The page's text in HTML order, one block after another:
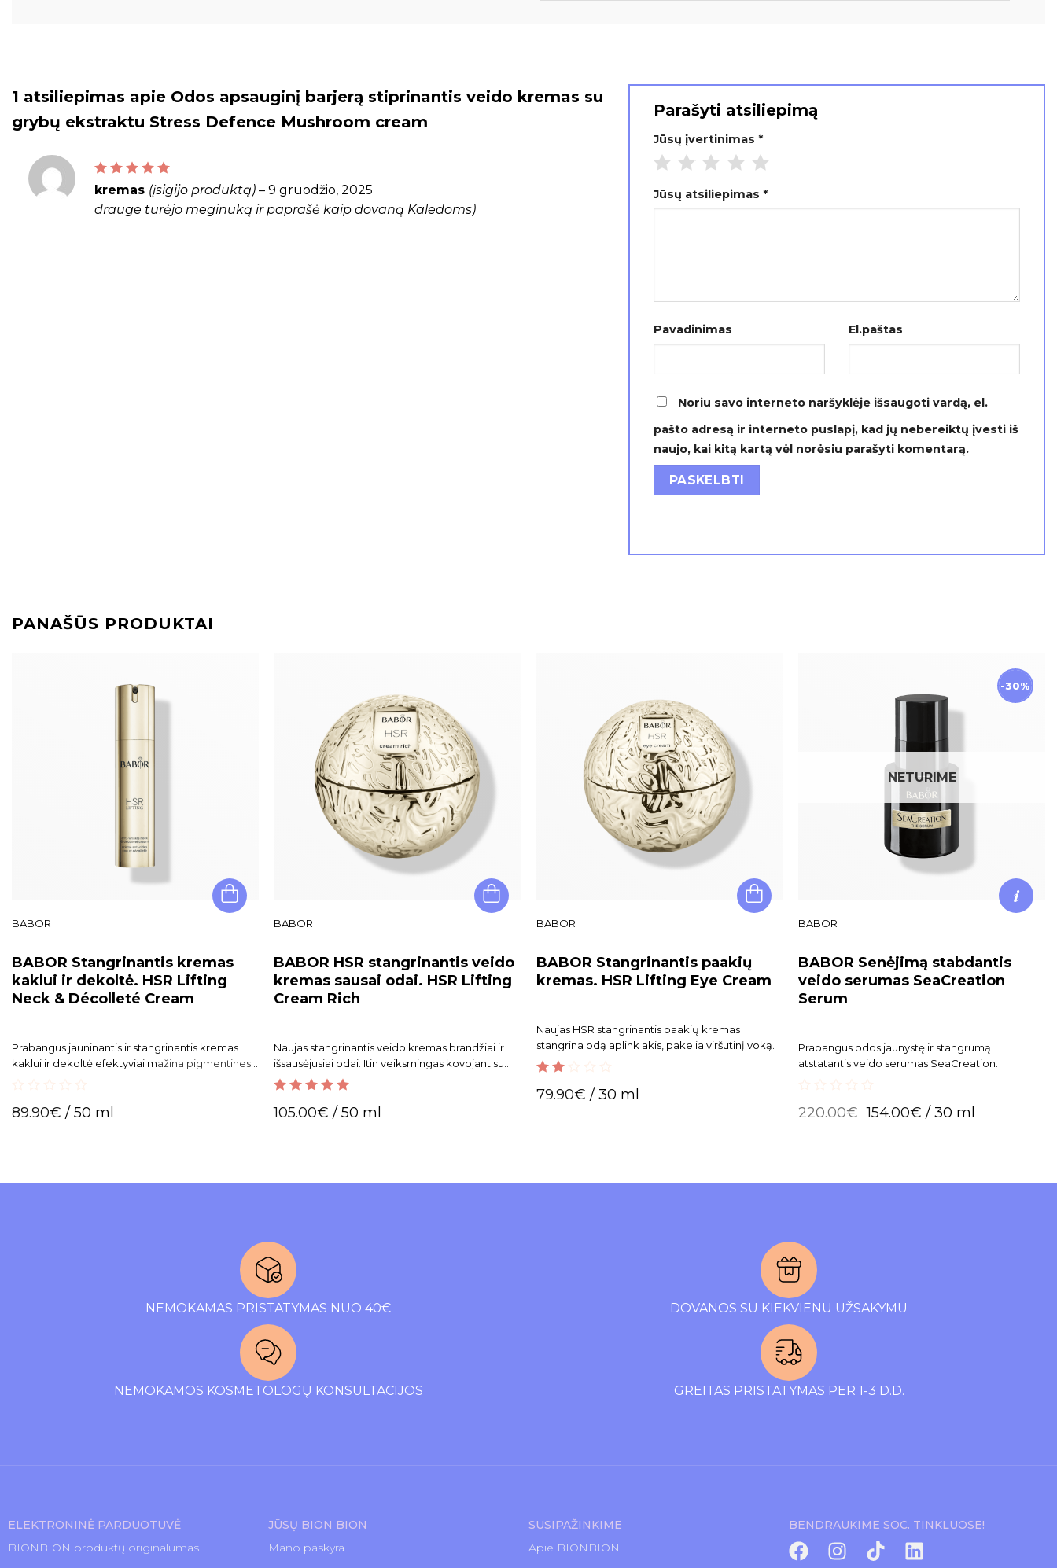
1 atsiliepimas apie Odos apsauginį barjerą stiprinantis veido kremas su
grybų ekstraktu Stress Defence Mushroom cream
Įvertinimas:5iš 5
kremas (įsigijo produktą) – 9 gruodžio, 2025
drauge turėjo meginuką ir paprašė kaip dovaną Kaledoms)
Parašyti atsiliepimą
Jūsų įvertinimas *
Jūsų atsiliepimas *
Pavadinimas El.paštas
Noriu savo interneto naršyklėje išsaugoti vardą, el.
pašto adresą ir interneto puslapį, kad jų nebereiktų įvesti iš
naujo, kai kitą kartą vėl norėsiu parašyti komentarą.
PANAŠŪS PRODUKTAI
BABOR
BABOR Stangrinantis kremas
kaklui ir dekoltė. HSR Lifting
Neck & Décolleté Cream
Prabangus jauninantis ir stangrinantis kremas
kaklui ir dekoltė efektyviai mažina pigmentines
out
89.90€ / 50 ml
BABOR
BABOR HSR stangrinantis veido
kremas sausai odai. HSR Lifting
Cream Rich
Naujas stangrinantis veido kremas brandžiai ir
išsausėjusiai odai. Itin veiksmingas kovojant su
visų tipų raukšlėmis.
out of 5
105.00€ / 50 ml
BABOR
BABOR Stangrinantis paakių
kremas. HSR Lifting Eye Cream
Naujas HSR stangrinantis paakių kremas
stangrina odą aplink akis, pakelia viršutinį voką.
out
79.90€ / 30 ml
-30%
NETURIME
BABOR
BABOR Senėjimą stabdantis
veido serumas SeaCreation
Serum
Prabangus odos jaunystę ir stangrumą
atstatantis veido serumas SeaCreation.
out
220.00€ 154.00€ / 30 ml
NEMOKAMAS PRISTATYMAS NUO 40€ DOVANOS SU KIEKVIENU UŽSAKYMU
NEMOKAMOS KOSMETOLOGŲ KONSULTACIJOS GREITAS PRISTATYMAS PER 1-3 D.D.
ELEKTRONINĖ PARDUOTUVĖ
BIONBION produktų originalumas
JŪSŲ BION BION
Mano paskyra
SUSIPAŽINKIME
Apie BIONBION
BENDRAUKIME SOC. TINKLUOSE!